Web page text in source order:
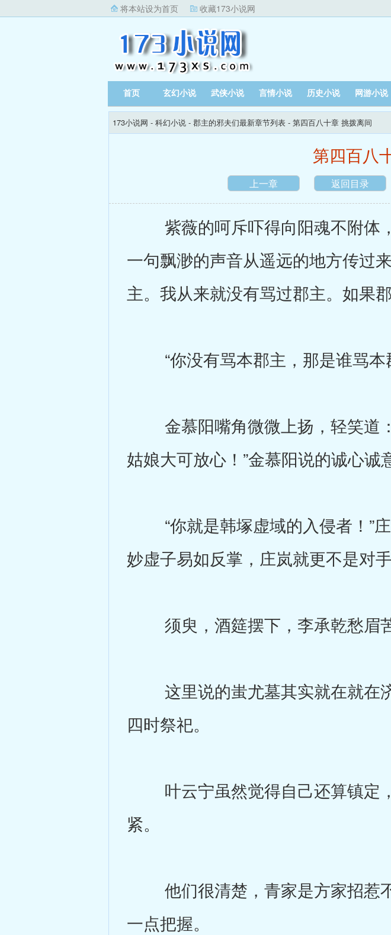
将本站设为首页 收藏173小说网
首页 玄幻小说 武侠小说 言情小说 历史小说 网游小说
173小说网 - 科幻小说 - 郡主的邪夫们最新章节列表 - 第四百八十章 挑拨离间
第四百八
上一章 返回目录
紫薇的呵斥吓得向阳魂不附体，
一句飘渺的声音从遥远的地方传过
主。我从来就没有骂过郡主。如果
“你没有骂本郡主，那是谁骂
金慕阳嘴角微微上扬，轻笑道
姑娘大可放心！”金慕阳说的诚心诚
“你就是韩塚虚域的入侵者！”
妙虚子易如反掌，庄岚就更不是对手
须臾，酒筵摆下，李承乾愁眉苦
这里说的蚩尤墓其实就在就在
四时祭祀。
叶云宁虽然觉得自己还算镇定
紧。
他们很清楚，青家是方家招惹
一点把握。